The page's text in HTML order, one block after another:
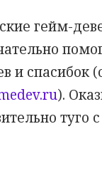
гейм-
и спасибок
).
туго